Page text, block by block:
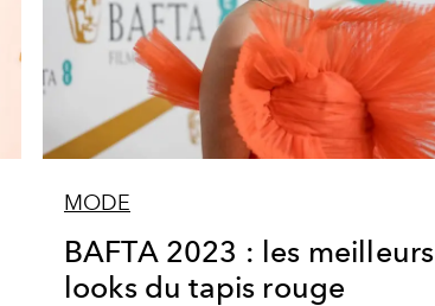
MODE
BAFTA 2023 : les meilleurs
looks du tapis rouge